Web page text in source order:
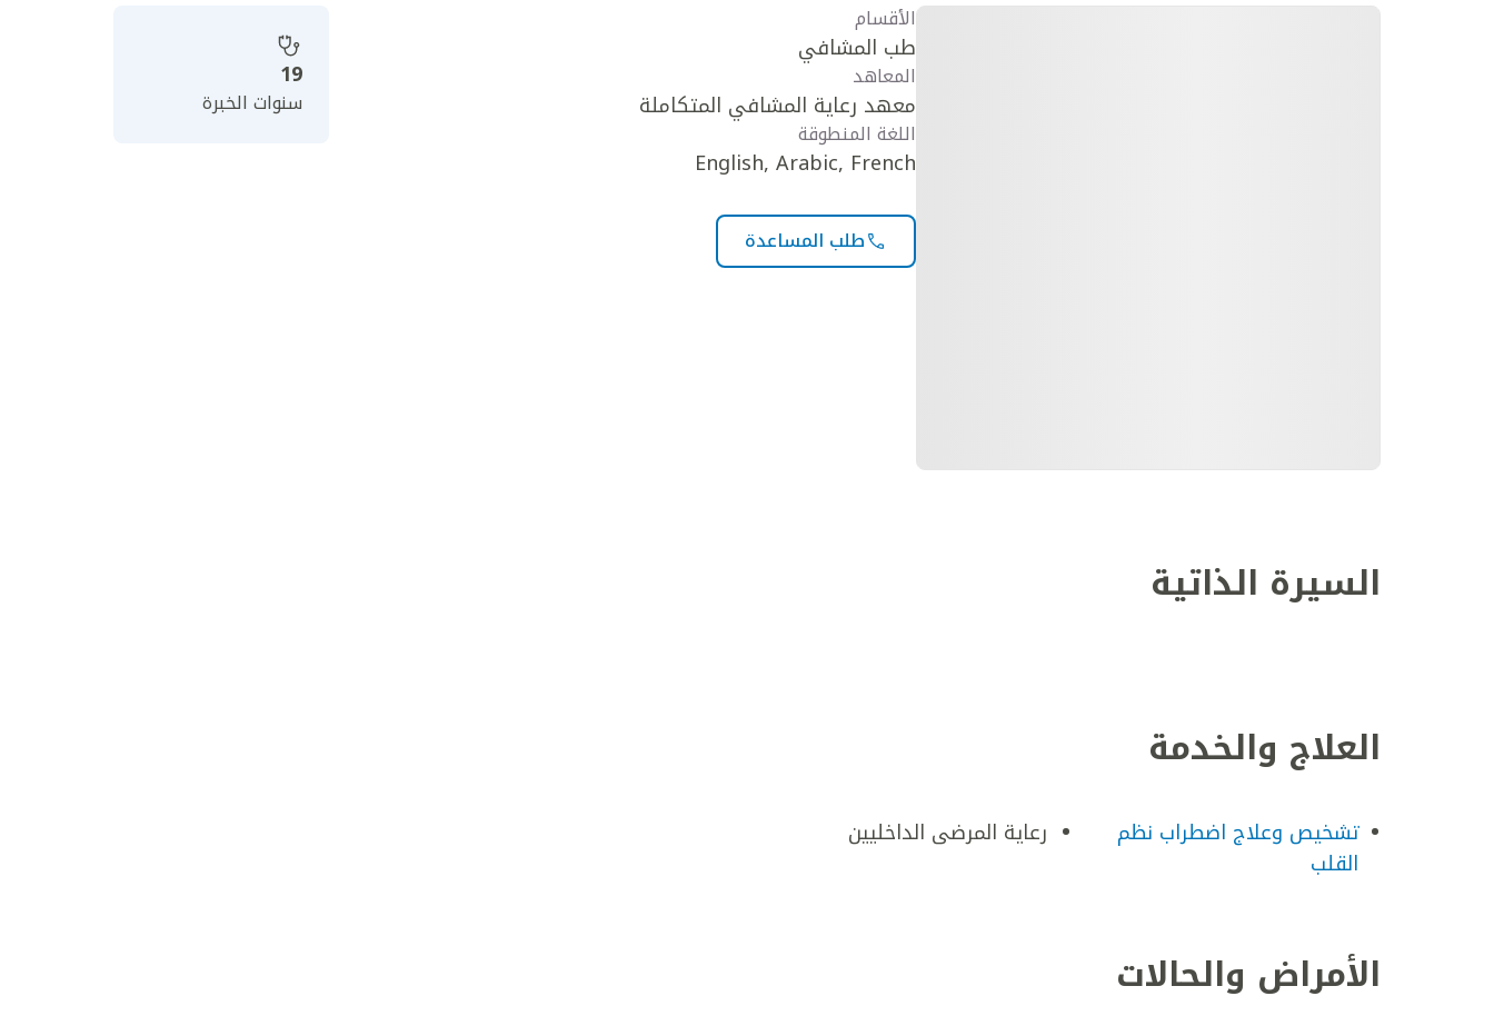
الأقسام
طب المشافي
المعاهد
معهد رعاية المشافي المتكاملة
اللغة المنطوقة
English, Arabic, French
طلب المساعدة
19
سنوات الخبرة
السيرة الذاتية
العلاج والخدمة
تشخيص وعلاج اضطراب نظم
القلب
رعاية المرضى الداخليين
الأمراض والحالات